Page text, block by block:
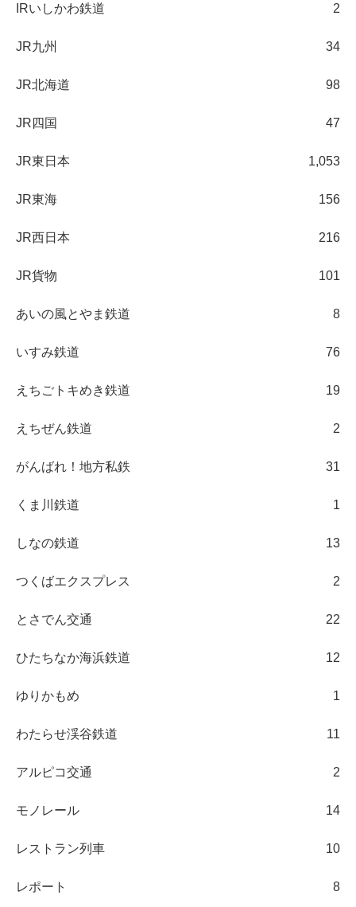
IRいしかわ鉄道 2
JR九州 34
JR北海道 98
JR四国 47
JR東日本 1,053
JR東海 156
JR西日本 216
JR貨物 101
あいの風とやま鉄道 8
いすみ鉄道 76
えちごトキめき鉄道 19
えちぜん鉄道 2
がんばれ！地方私鉄 31
くま川鉄道 1
しなの鉄道 13
つくばエクスプレス 2
とさでん交通 22
ひたちなか海浜鉄道 12
ゆりかもめ 1
わたらせ渓谷鉄道 11
アルピコ交通 2
モノレール 14
レストラン列車 10
レポート 8